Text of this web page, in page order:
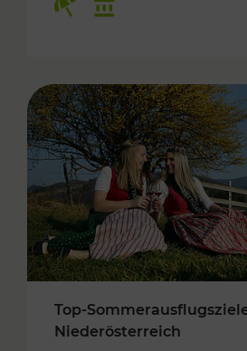
Top-
Niederösterreich